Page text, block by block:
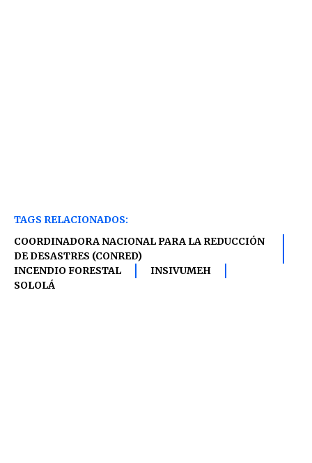
TAGS RELACIONADOS:
COORDINADORA NACIONAL PARA LA REDUCCIÓN
DE DESASTRES (CONRED)
INCENDIO FORESTAL
INSIVUMEH
SOLOLÁ